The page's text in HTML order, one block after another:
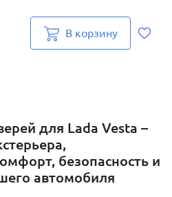
В корзину
для Lada Vesta –
безопасность и
автомобиля